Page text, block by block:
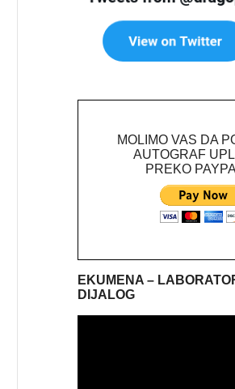
MOLIMO VAS DA
AUTOGRAF
PREKO
EKUMENA –
DIJALOG